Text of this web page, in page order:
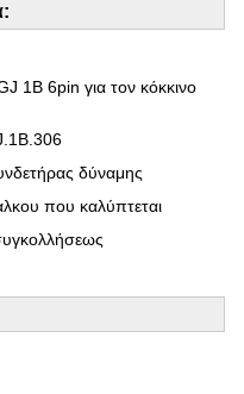
1B 6pin για τον κόκκινο
δύναμης
που καλύπτεται